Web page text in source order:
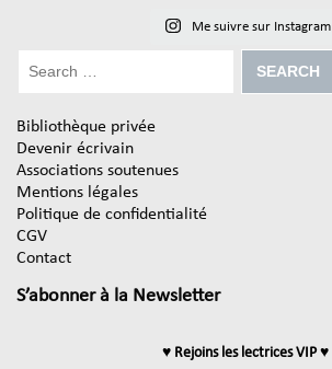
Me suivre sur Instagram
Bibliothèque privée
Devenir écrivain
Associations soutenues
Mentions légales
Politique de confidentialité
CGV
Contact
S’abonner à la Newsletter
♥ Rejoins les lectrices VIP ♥